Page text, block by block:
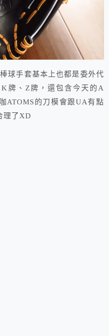
手套基本上也都是委外代
牌、Z牌，還包含今天的A
ATOMS的刀模會跟UA有點
理了XD